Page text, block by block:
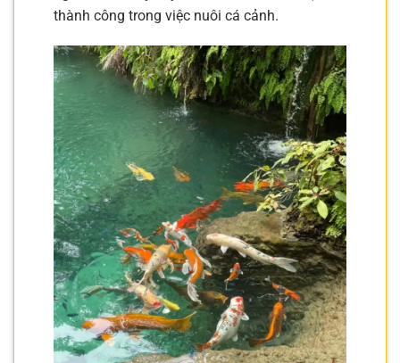
thành công trong việc nuôi cá cảnh.